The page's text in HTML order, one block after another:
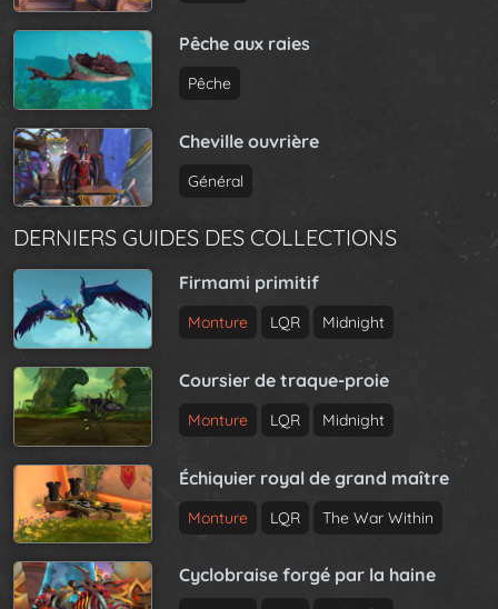
Pêche aux raies
Pêche
Cheville ouvrière
Général
DERNIERS GUIDES DES COLLECTIONS
Firmami primitif
Monture LQR Midnight
Coursier de traque-proie
Monture LQR Midnight
Échiquier royal de grand maître
Monture LQR The War Within
Cyclobraise forgé par la haine